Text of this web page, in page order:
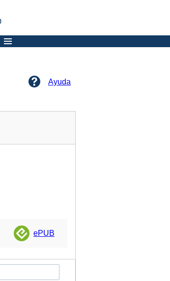
Ayuda
ePUB